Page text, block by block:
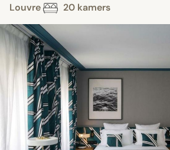
Louvre
20 kamers